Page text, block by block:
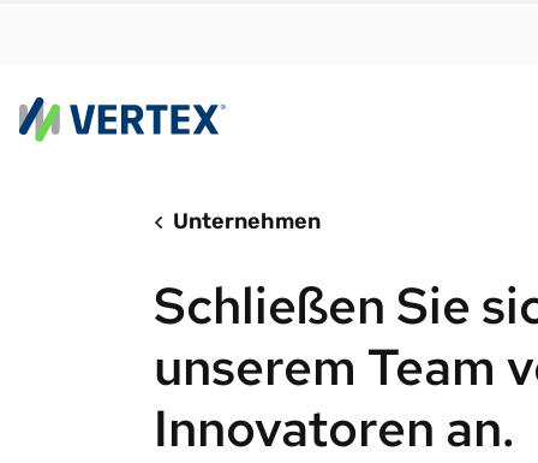
mit
Skalierbarkeit
ohne
Unternehmen
Schließen Sie
unserem Team
Innovatoren an.